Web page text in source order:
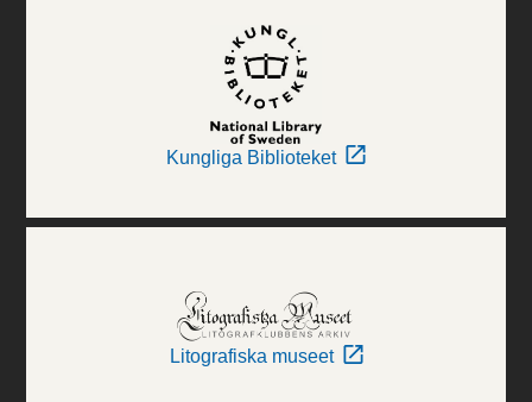
Kungliga Biblioteket
Litografiska museet